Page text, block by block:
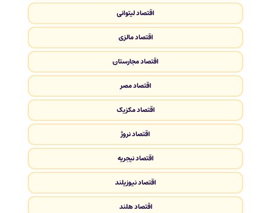
اقتصاد لیتوانی
اقتصاد مالزی
اقتصاد مجارستان
اقتصاد مصر
اقتصاد مکزیک
اقتصاد نروژ
اقتصاد نیجریه
اقتصاد نیوزیلند
اقتصاد هلند